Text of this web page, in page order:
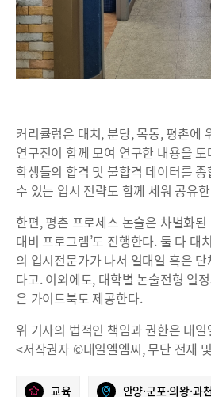
커리큘럼은 대치, 분당, 목동, 평촌에
연구진이 함께 모여 연구한 내용을
학생들의 합격 및 불합격 데이터를
수 있는 입시 전략도 함께 세워 공유
한편, 평촌 프로세스 논술은 차별화된
대비 프로그램’도 진행한다. 둘 다 대
의 입시전문가가 나서 일대일 혹은
다고. 이외에도, 대학별 논술전형 일
은 가이드북도 제공한다.
위 기사의 법적인 책임과 권한은 내
<저작권자 ©내일엘엠씨, 무단 전재
교육 안양·군포·의왕·과